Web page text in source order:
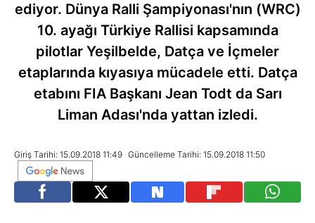
ediyor. Dünya Ralli Şampiyonası'nın (WRC)
10. ayağı Türkiye Rallisi kapsamında
pilotlar Yeşilbelde, Datça ve İçmeler
etaplarında kıyasıya mücadele etti. Datça
etabını FIA Başkanı Jean Todt da Sarı
Liman Adası'nda yattan izledi.
Giriş Tarihi: 15.09.2018 11:49 Güncelleme Tarihi: 15.09.2018 11:50